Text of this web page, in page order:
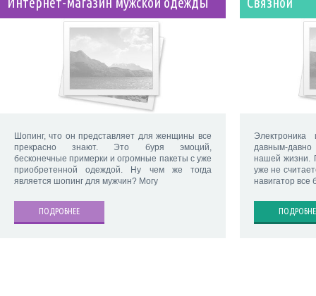
Шопинг, что он представляет для женщины все
прекрасно знают. Это буря эмоций,
бесконечные примерки и огромные пакеты с уже
приобретенной одеждой. Ну чем же тогда
является шопинг для мужчин? Могу
ПОДРОБНЕЕ
давным-
нашей жизни.
уже не
навигатор все